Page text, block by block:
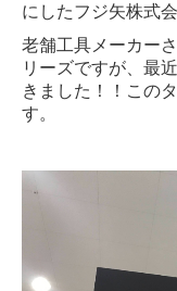
にしたフジ矢株式
老舗工具メーカー
リーズですが、最
きました！！この